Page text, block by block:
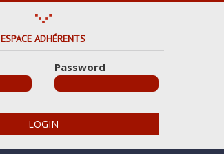
ESPACE ADHÉRENTS
Password
LOGIN